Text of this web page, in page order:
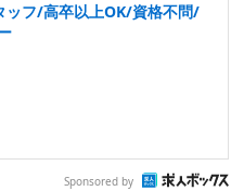
ッフ/高卒以上OK/資格不問/
Sponsored by